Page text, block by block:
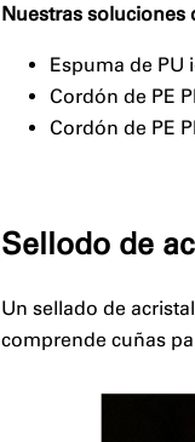
Nuestras soluciones
Espuma de PU
Cordón de PE
Cordón de PE
Sellodo de
Un sellado de
comprende cuñas